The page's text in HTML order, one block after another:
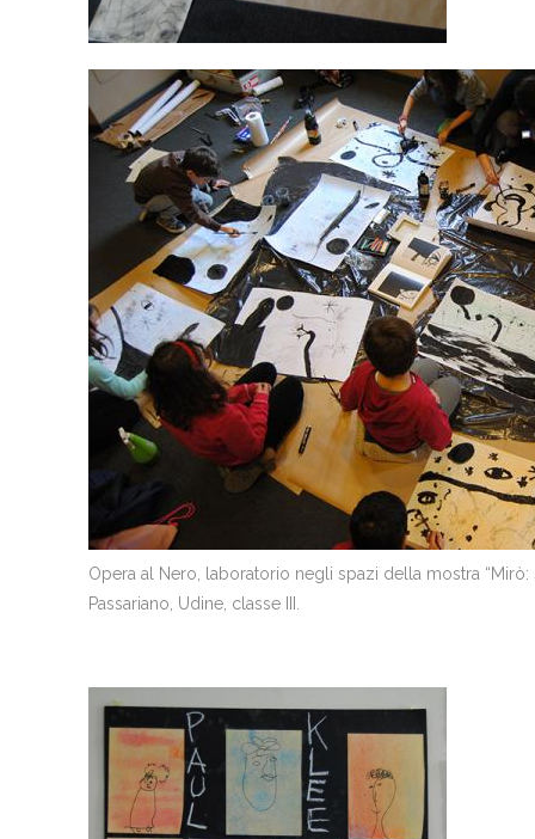
Opera al Nero, laboratorio negli spazi della mostra “Mirò:
Passariano, Udine, classe III.